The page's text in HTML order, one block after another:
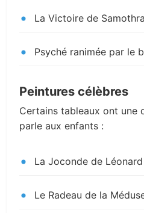
La Victoire de
Psyché ranimée par le
Peintures célèbres
Certains tableaux ont une
parle aux enfants :
La Joconde de
Le Radeau de la